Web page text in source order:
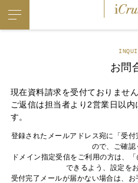
お問
現在資料請求を受付ておりません
ご返信は担当者より2営業日以
す。
登録されたメールアドレス宛に「受
ので、ご確認
ドメイン指定受信をご利用の方は、
できるよう、設定を
受付完了メールが届かない場合は、